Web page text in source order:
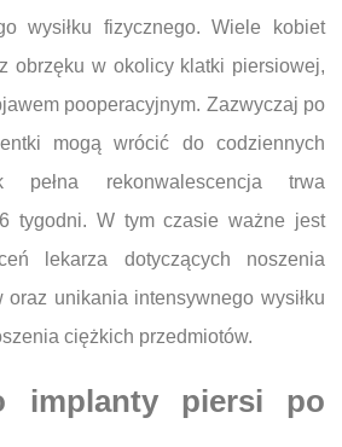
wysiłku fizycznego. Wiele kobiet
obrzęku w okolicy klatki piersiowej,
pooperacyjnym. Zazwyczaj po
mogą wrócić do codziennych
pełna rekonwalescencja trwa
tygodni. W tym czasie ważne jest
lekarza dotyczących noszenia
unikania intensywnego wysiłku
ciężkich przedmiotów.
implanty piersi po